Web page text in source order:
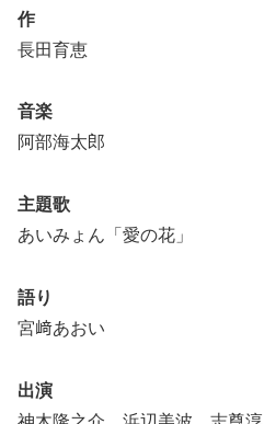
作
長田育恵
音楽
阿部海太郎
主題歌
あいみょん「愛の花」
語り
宮﨑あおい
出演